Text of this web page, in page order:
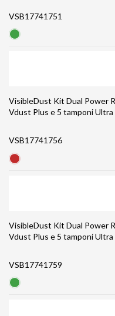
VSB17741751
VisibleDust Kit Dual Power
Vdust Plus e 5 tamponi
VSB17741756
VisibleDust Kit Dual Power
Vdust Plus e 5 tamponi
VSB17741759